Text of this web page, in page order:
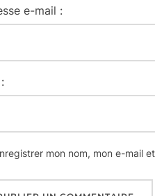
e-mail :
mon nom, mon e-mail